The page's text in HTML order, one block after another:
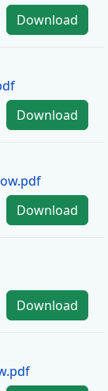
Download
Download
Download
Download